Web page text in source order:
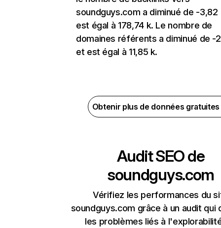
soundguys.com a diminué de -3,82
est égal à 178,74 k. Le nombre de
domaines référents a diminué de -
et est égal à 11,85 k.
Obtenir plus de données
Audit SEO de
soundguys.com
Vérifiez les performances du
soundguys.com grâce à un audit qui
les problèmes liés à